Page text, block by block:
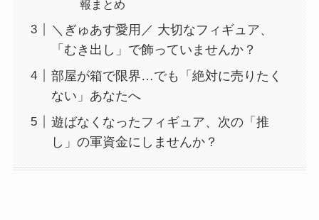
報まとめ
＼ぎゅあす愛用／ 大切なフィギュア、
「むき出し」で飾っていませんか？
部屋が箱で限界…でも「絶対に売りたく
ない」あなたへ
遊ばなくなったフィギュア、次の「推
し」の軍資金にしませんか？